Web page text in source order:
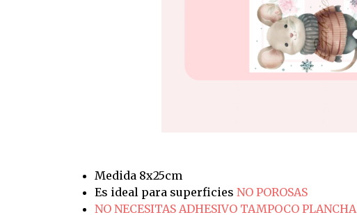
Medida 8x25cm
Es ideal para superficies NO POROSAS
NO NECESITAS ADHESIVO TAMPOCO PLANCHA